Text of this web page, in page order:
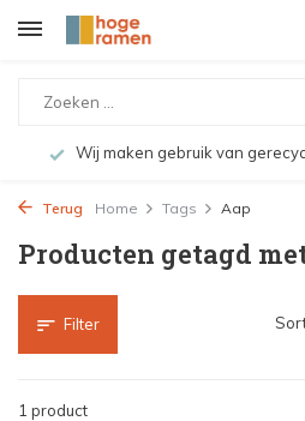
Wij maken gebruik van
Terug Home Tags Aap
Producten getagd
Filter
1 product